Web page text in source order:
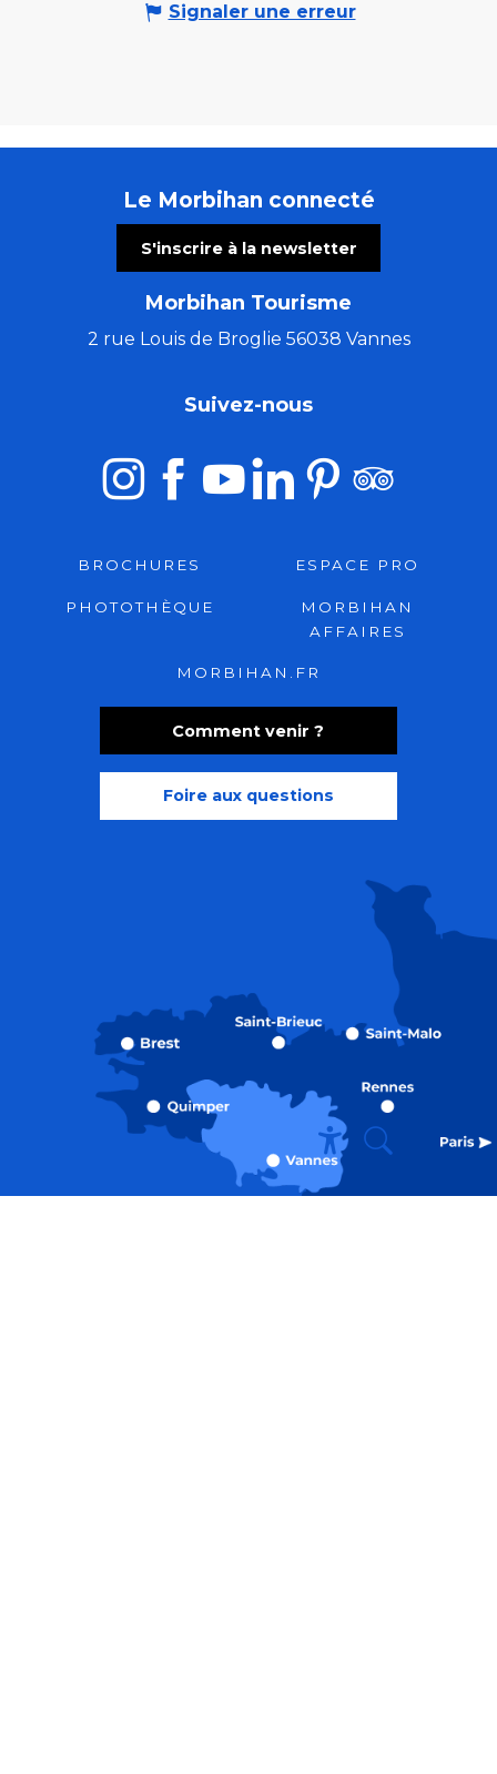
Signaler une erreur
Le Morbihan connecté
S'inscrire à la newsletter
Morbihan Tourisme
2 rue Louis de Broglie 56038 Vannes
Comment venir ?
Foire aux questions
Suivez-nous
BROCHURES ESPACE PRO
PHOTOTHÈQUE
MORBIHAN
AFFAIRES
MORBIHAN.FR